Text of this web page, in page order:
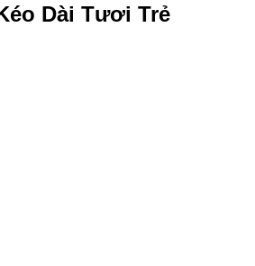
Dài Tươi Trẻ